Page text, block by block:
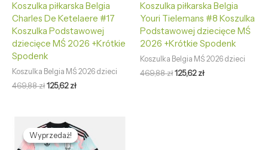
Koszulka piłkarska Belgia
Charles De Ketelaere #17
Koszulka Podstawowej
dziecięce MŚ 2026 +Krótkie
Spodenk
Koszulka Belgia MŚ 2026 dzieci
469,88zł125,62zł
Koszulka piłkarska Belgia
Youri Tielemans #8 Koszulka
Podstawowej dziecięce MŚ
2026 +Krótkie Spodenk
Koszulka Belgia MŚ 2026 dzieci
469,88zł125,62zł
Wyprzedaż!
Wyprzedaż!
Pierwotna
cena
wynosiła:
cena
wynosi: